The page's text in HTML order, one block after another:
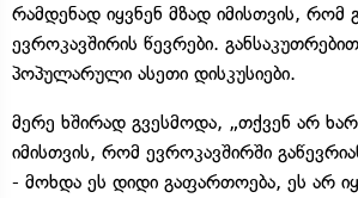
რამდენად იყვნენ მზად იმისთვის, რომ
ევროკავშირის წევრები.
პოპულარული ასეთი დისკუსიები.
მერე ხშირად გვესმოდა, „თქვენ არ
იმისთვის, რომ ევროკავშირში
- მოხდა ეს დიდი გაფართოება, ეს არ